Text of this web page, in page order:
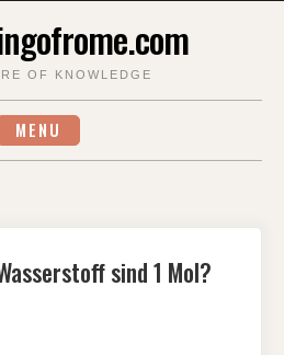
OF KNOWLEDGE
MENU
sind 1 Mol?